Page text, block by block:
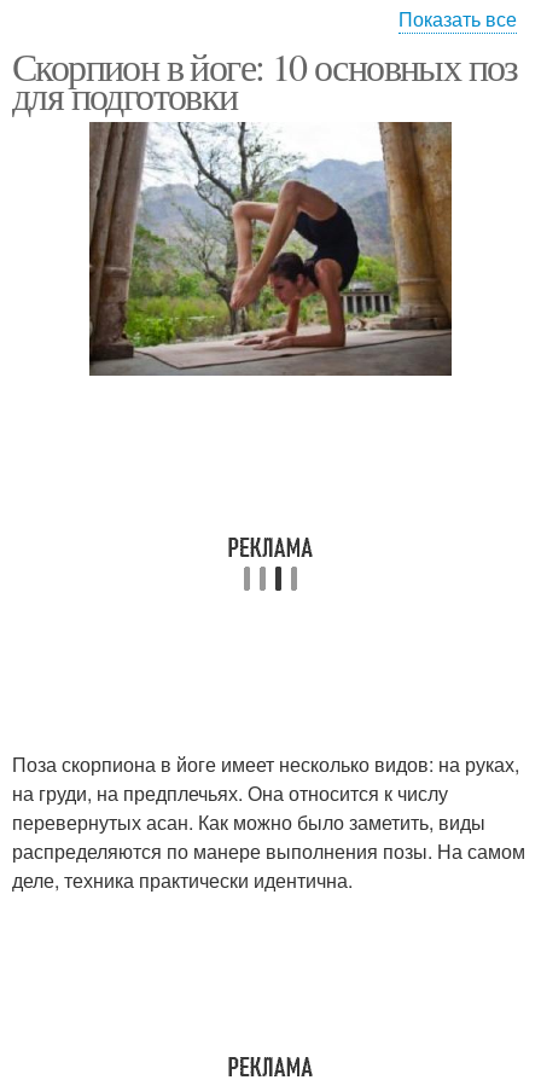
Руки перед позой
Показать все
Скорпион в йоге: 10 основных поз
для подготовки
Поза скорпиона в йоге имеет несколько видов: на руках,
на груди, на предплечьях. Она относится к числу
перевернутых асан. Как можно было заметить, виды
распределяются по манере выполнения позы. На самом
деле, техника практически идентична.